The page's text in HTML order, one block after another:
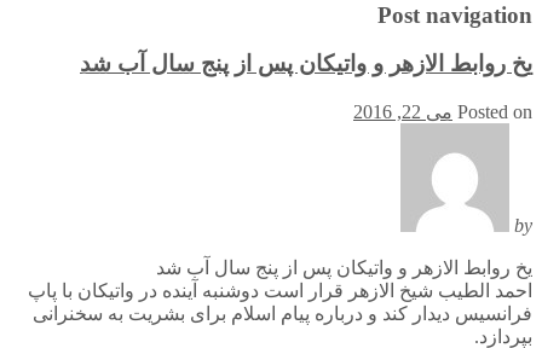
Post navigation
یخ روابط الازهر و واتیکان پس از پنج سال آب شد
Posted on می 22, 2016
by
یخ روابط الازهر و واتیکان پس از پنج سال آب شد
احمد الطیب شیخ الازهر قرار است دوشنبه آینده در واتیکان با پاپ
فرانسیس دیدار کند و درباره پیام اسلام برای بشریت به سخنرانی
بپردازد.